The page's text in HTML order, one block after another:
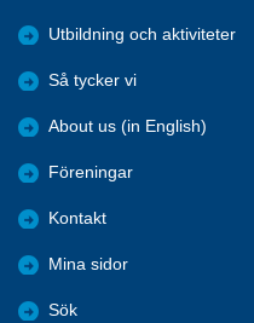
Utbildning och aktiviteter
Så tycker vi
About us (in English)
Föreningar
Kontakt
Mina sidor
Sök